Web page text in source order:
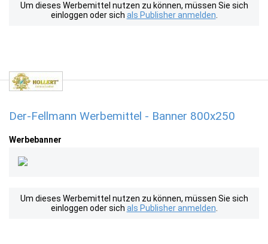
Um dieses Werbemittel nutzen zu können, müssen Sie sich
einloggen oder sich als Publisher anmelden
Der-Fellmann Werbemittel - Banner 800x250
Werbebanner
Um dieses Werbemittel nutzen zu können, müssen Sie sich
einloggen oder sich als Publisher anmelden